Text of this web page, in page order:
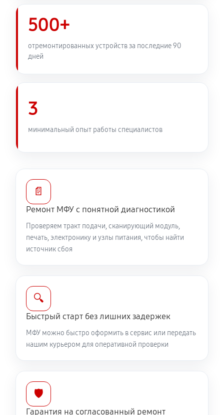
500+
отремонтированных устройств за последние 90
дней
3
минимальный опыт работы специалистов
📄
Ремонт МФУ с понятной диагностикой
Проверяем тракт подачи, сканирующий модуль,
печать, электронику и узлы питания, чтобы найти
источник сбоя
🔍
Быстрый старт без лишних задержек
МФУ можно быстро оформить в сервис или передать
нашим курьером для оперативной проверки
🛡️
Гарантия на согласованный ремонт